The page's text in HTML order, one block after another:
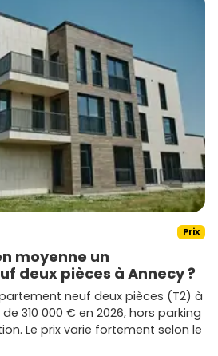
Prix
moyenne un
deux pièces à Annecy ?
neuf deux pièces (T2) à
310 000 € en 2026, hors parking
Le prix varie fortement selon le